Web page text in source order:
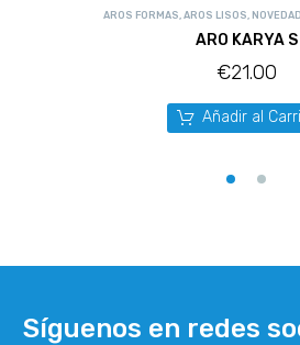
AROS FORMAS, AROS LISOS,
ARO KARYA S
€21.00
Añadir al
Síguenos en redes